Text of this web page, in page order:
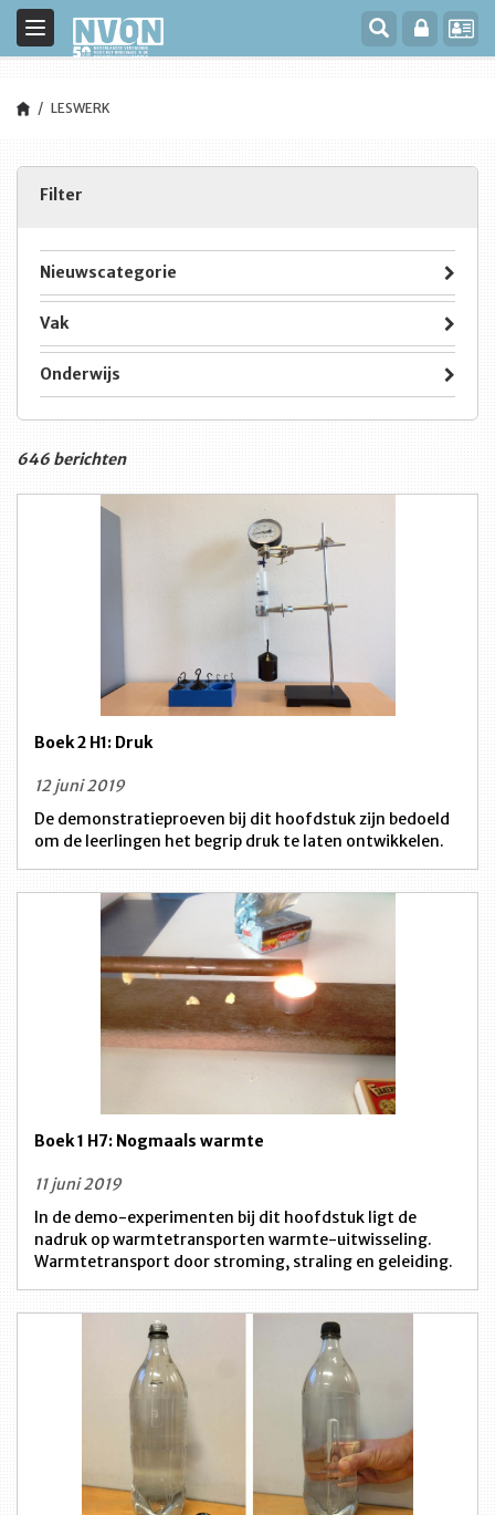
Toggle
navigation
LESWERK
Filter
Nieuwscategorie
Vak
Onderwijs
646 berichten
Boek 2 H1: Druk
12 juni 2019
De demonstratieproeven bij dit hoofdstuk zijn bedoeld
om de leerlingen het begrip druk te laten ontwikkelen.
Boek 1 H7: Nogmaals warmte
11 juni 2019
In de demo-experimenten bij dit hoofdstuk ligt de
nadruk op warmtetransporten warmte-uitwisseling.
Warmtetransport door stroming, straling en geleiding.